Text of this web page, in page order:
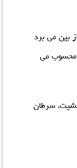
بین می برد
می
سرطان